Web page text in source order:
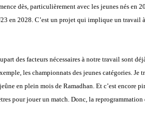
dès, particulièrement avec les jeunes nés en
en 2028. C’est un projet qui implique un travail
des facteurs nécessaires à notre travail sont
les championnats des jeunes catégories. Je
en plein mois de Ramadhan. Et c’est encore
pour jouer un match. Donc, la reprogrammation